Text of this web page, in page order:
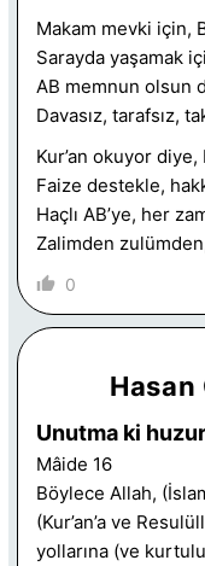
Makam mevki için,
Sarayda yaşamak
AB memnun olsun
Davasız, tarafsız,
Kur’an okuyor
Faize destekle,
Haçlı AB’ye, her
Zalimden
0
Hasan
Unutma ki
Mâide 16
Böylece Allah,
(Kur’an’a ve
yollarına (ve